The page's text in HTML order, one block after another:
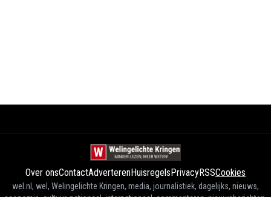
Over onsContactAdverterenHuisregelsPrivacyRSSCookies
wel.nl, wel, Welingelichte Kringen, media, journalistiek, dagelijks, nieuws,